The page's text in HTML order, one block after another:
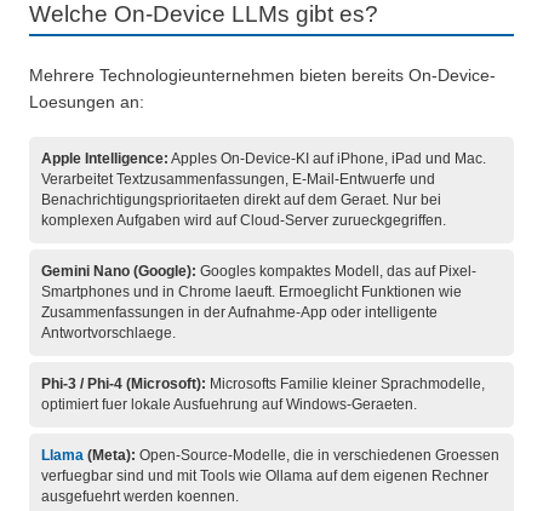
Welche On-Device LLMs gibt es?
Mehrere Technologieunternehmen bieten bereits On-Device-
Loesungen an:
Apple Intelligence: Apples On-Device-KI auf iPhone, iPad und Mac.
Verarbeitet Textzusammenfassungen, E-Mail-Entwuerfe und
Benachrichtigungsprioritaeten direkt auf dem Geraet. Nur bei
komplexen Aufgaben wird auf Cloud-Server zurueckgegriffen.
Gemini Nano (Google): Googles kompaktes Modell, das auf Pixel-
Smartphones und in Chrome laeuft. Ermoeglicht Funktionen wie
Zusammenfassungen in der Aufnahme-App oder intelligente
Antwortvorschlaege.
Phi-3 / Phi-4 (Microsoft): Microsofts Familie kleiner Sprachmodelle,
optimiert fuer lokale Ausfuehrung auf Windows-Geraeten.
Llama (Meta): Open-Source-Modelle, die in verschiedenen Groessen
verfuegbar sind und mit Tools wie Ollama auf dem eigenen Rechner
ausgefuehrt werden koennen.